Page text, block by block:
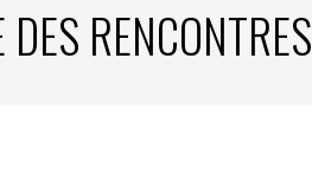
RENCONTRES